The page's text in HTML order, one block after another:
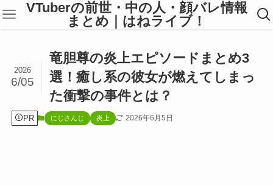
VTuberの前世・中の人・顔バレ情報
まとめ｜はねライブ！
竜胆尊の炎上エピソードまとめ3
選！癒し系の彼女が燃えてしまっ
た衝撃の事件とは？
2026
6/05
PR にじさんじ 炎上 2026年6月5日